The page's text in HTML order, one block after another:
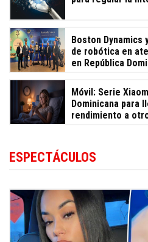
Boston Dynamics
de robótica en
en República
Móvil: Serie
Dominicana para
rendimiento a
ESPECTÁCULOS